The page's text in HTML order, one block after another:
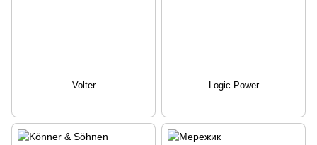
Volter Logic Power